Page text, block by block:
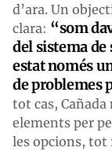
d’ara. Un
clara: “som
del sistema de
estat només
de problemes
tot cas,
elements per
les opcions,